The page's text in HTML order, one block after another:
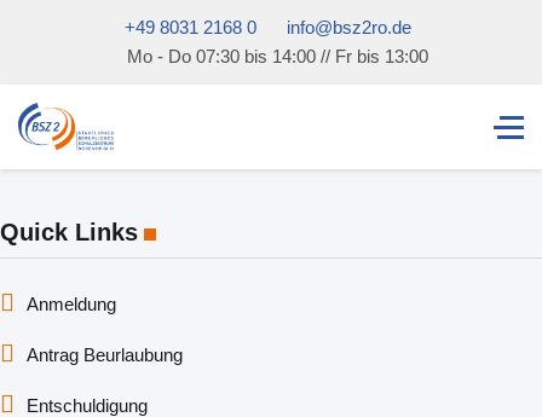
+49 8031 2168 0
info@bsz2ro.de
Mo - Do 07:30 bis 14:00 // Fr bis 13:00
Quick Links
Anmeldung
Antrag Beurlaubung
Entschuldigung